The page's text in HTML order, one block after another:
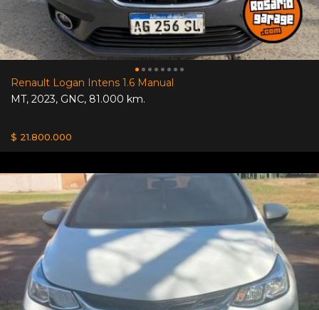
Renault Logan Intens 1.6 Manual
MT, 2023, GNC, 81.000 km.
$ 21.800.000